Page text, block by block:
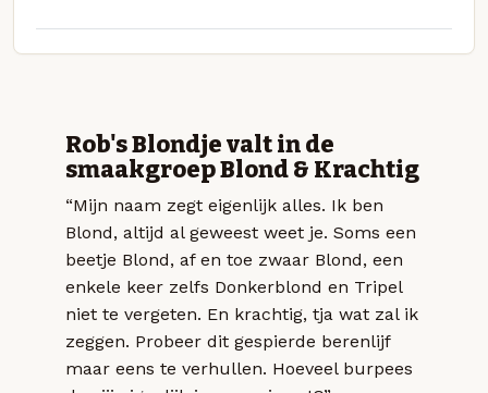
Rob's Blondje valt in de
smaakgroep Blond & Krachtig
“Mijn naam zegt eigenlijk alles. Ik ben
Blond, altijd al geweest weet je. Soms een
beetje Blond, af en toe zwaar Blond, een
enkele keer zelfs Donkerblond en Tripel
niet te vergeten. En krachtig, tja wat zal ik
zeggen. Probeer dit gespierde berenlijf
maar eens te verhullen. Hoeveel burpees